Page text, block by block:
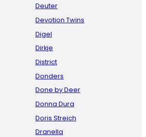
Deuter
Devotion Twins
Digel
Dirkje
District
Donders
Done by Deer
Donna Dura
Doris Streich
Dranella